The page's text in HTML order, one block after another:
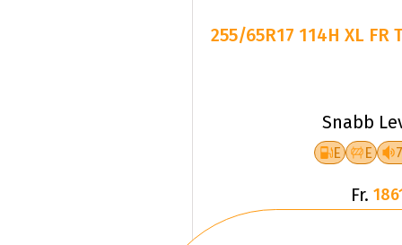
255/65R17 114H XL FR
Snabb
E E
Fr.